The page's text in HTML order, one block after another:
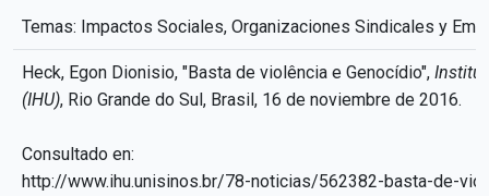
Temas: Impactos Sociales, Organizaciones Sindicales y
Heck, Egon Dionisio, "Basta de violência e Genocídio",
(IHU), Rio Grande do Sul, Brasil, 16 de noviembre de 2016.
Consultado en:
http://www.ihu.unisinos.br/78-noticias/562382-basta-de-